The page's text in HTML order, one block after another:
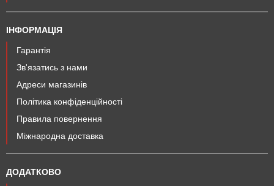
ІНФОРМАЦІЯ
Гарантія
Зв'язатись з нами
Адреси магазинів
Політика конфіденційності
Правила повернення
Міжнародна доставка
ДОДАТКОВО